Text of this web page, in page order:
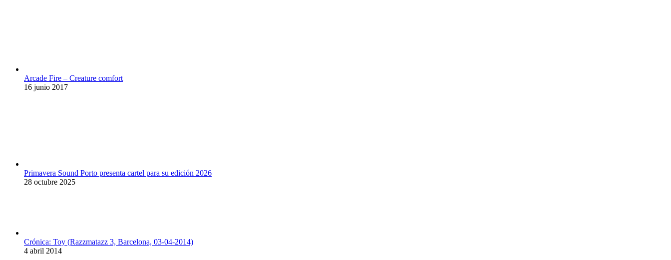
Arcade Fire – Creature comfort
16 junio 2017
Primavera Sound Porto presenta cartel para su edición 2026
28 octubre 2025
Crónica: Toy (Razzmatazz 3, Barcelona, 03-04-2014)
4 abril 2014